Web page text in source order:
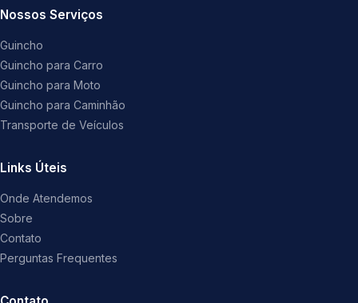
Nossos Serviços
Guincho
Guincho para Carro
Guincho para Moto
Guincho para Caminhão
Transporte de Veículos
Links Úteis
Onde Atendemos
Sobre
Contato
Perguntas Frequentes